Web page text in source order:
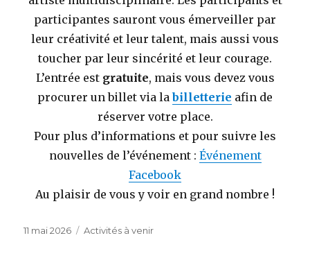
participantes sauront vous émerveiller par
leur créativité et leur talent, mais aussi vous
toucher par leur sincérité et leur courage.
L’entrée est gratuite, mais vous devez vous
procurer un billet via la billetterie afin de
réserver votre place.
Pour plus d’informations et pour suivre les
nouvelles de l’événement : Événement
Facebook
Au plaisir de vous y voir en grand nombre !
Publié
11 mai 2026 Catégories
Activités à venir